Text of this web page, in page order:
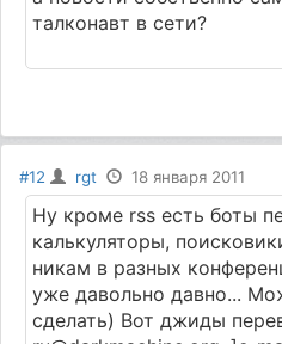
талконавт в сети?
#12 rgt 18 января 2011
Ну кроме rss есть боты
калькуляторы,
никам в разных
уже давольно давно...
сделать) Вот джиды